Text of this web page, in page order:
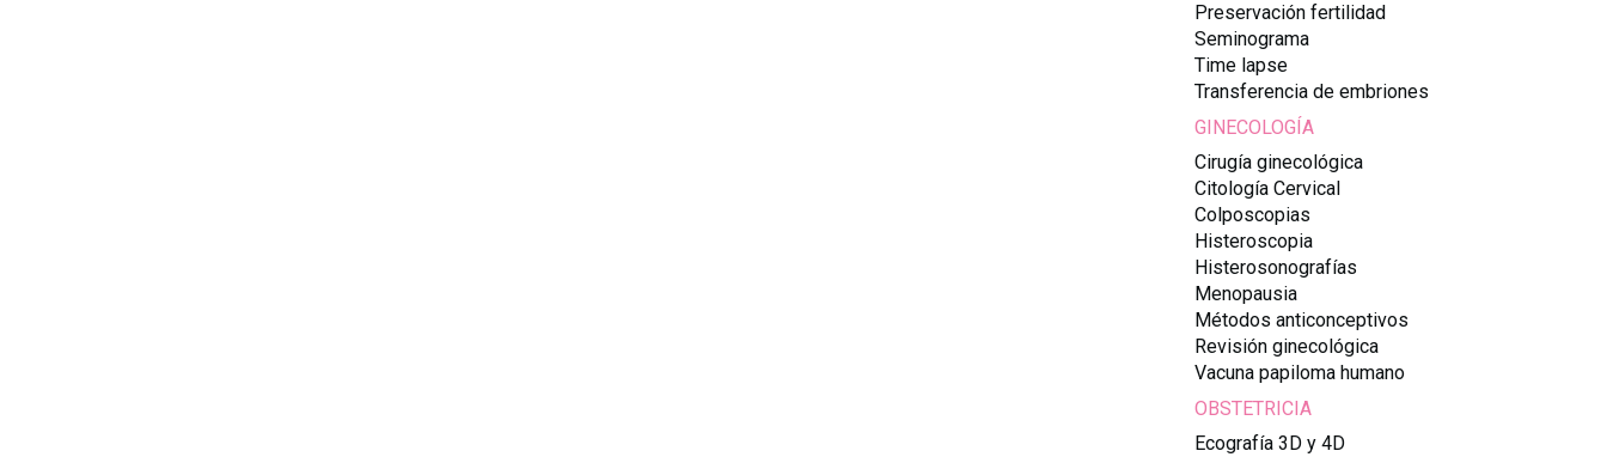
Preservación fertilidad
Seminograma
Time lapse
Transferencia de embriones
GINECOLOGÍA
Cirugía ginecológica
Citología Cervical
Colposcopias
Histeroscopia
Histerosonografías
Menopausia
Métodos anticonceptivos
Revisión ginecológica
Vacuna papiloma humano
OBSTETRICIA
Ecografía 3D y 4D